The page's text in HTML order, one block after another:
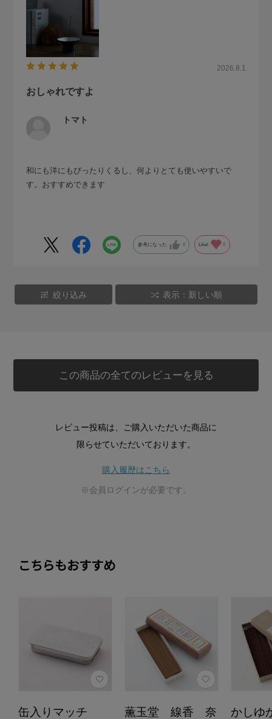
2026.8.1
おしゃれですよ
トマト
和にも洋にもぴったりくるし、何よりとても使いやすいで
す。おすすめできます
参考になった 0 Like! 0
絞り込み 表示：新しい順
この商品の全てのレビューを見る
レビュー投稿は、ご購入いただいた商品に
限らせていただいております。
購入履歴はこちら
※会員ログインが必要です。
こちらもおすすめ
缶入りマッチ
薫玉堂 線香 奈
かし